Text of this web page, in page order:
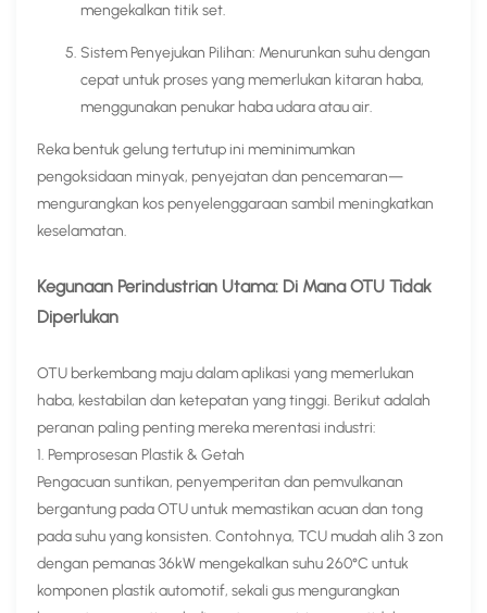
mengekalkan titik set.
Sistem Penyejukan Pilihan: Menurunkan suhu dengan
cepat untuk proses yang memerlukan kitaran haba,
menggunakan penukar haba udara atau air.
Reka bentuk gelung tertutup ini meminimumkan
pengoksidaan minyak, penyejatan dan pencemaran—
mengurangkan kos penyelenggaraan sambil meningkatkan
keselamatan.
Kegunaan Perindustrian Utama: Di Mana OTU Tidak
Diperlukan​
OTU berkembang maju dalam aplikasi yang memerlukan
haba, kestabilan dan ketepatan yang tinggi. Berikut adalah
peranan paling penting mereka merentasi industri:
1. Pemprosesan Plastik & Getah​
Pengacuan suntikan, penyemperitan dan pemvulkanan
bergantung pada OTU untuk memastikan acuan dan tong
pada suhu yang konsisten. Contohnya, TCU mudah alih 3 zon
dengan pemanas 36kW mengekalkan suhu 260°C untuk
komponen plastik automotif, sekali gus mengurangkan